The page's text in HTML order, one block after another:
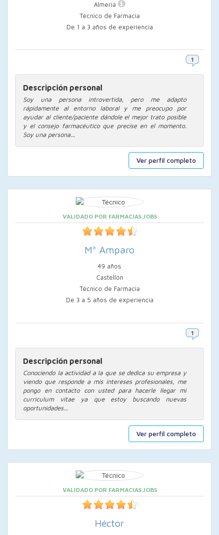
Ver perfil completo
Almería
Técnico de Farmacia
De 1 a 3 años de experiencia
Descripción personal
Soy una persona introvertida, pero me adapto
rápidamente al entorno laboral y me preocupo por
ayudar al cliente/paciente dándole el mejor trato posible
y el consejo farmacéutico que precise en el momento.
Soy una persona...
Ver perfil completo
VALIDADO POR FARMACIAS.JOBS
Mª Amparo
49 años
Castellón
Técnico de Farmacia
De 3 a 5 años de experiencia
Descripción personal
Conociendo la actividad a la que se dedica su empresa y
viendo que responde a mis intereses profesionales, me
pongo en contacto con usted para hacerle llegar mi
curriculum vitae ya que estoy buscando nuevas
oportunidades...
VALIDADO POR FARMACIAS.JOBS
Héctor